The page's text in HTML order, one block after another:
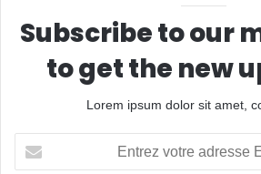
Subscribe to our
to get the new
Lorem ipsum dolor sit amet,
votre